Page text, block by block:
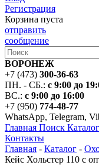
Регистрация
Корзина пуста
отправить
сообщение
ВОРОНЕЖ
+7 (473) 300-36-63
ПН. - СБ.: с 9:00 до
ВС.: с 9:00 до 16:00
+7 (950) 774-48-77
WhatsApp, Telegram,
Главная Поиск Каталог
Контакты
Главная - Каталог -
Кейс Хольстер 110 с